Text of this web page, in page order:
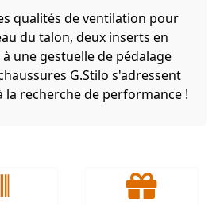
qualités de ventilation pour
du talon, deux inserts en
une gestuelle de pédalage
G.Stilo s'adressent
recherche de performance !